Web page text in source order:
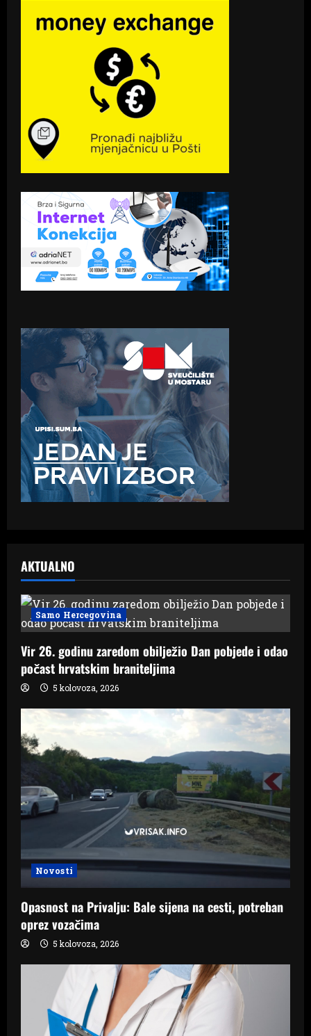
AKTUALNO
Samo Hercegovina
Vir 26. godinu zaredom obilježio Dan pobjede i odao
počast hrvatskim braniteljima
5 kolovoza, 2026
Novosti
Opasnost na Privalju: Bale sijena na cesti, potreban
oprez vozačima
5 kolovoza, 2026